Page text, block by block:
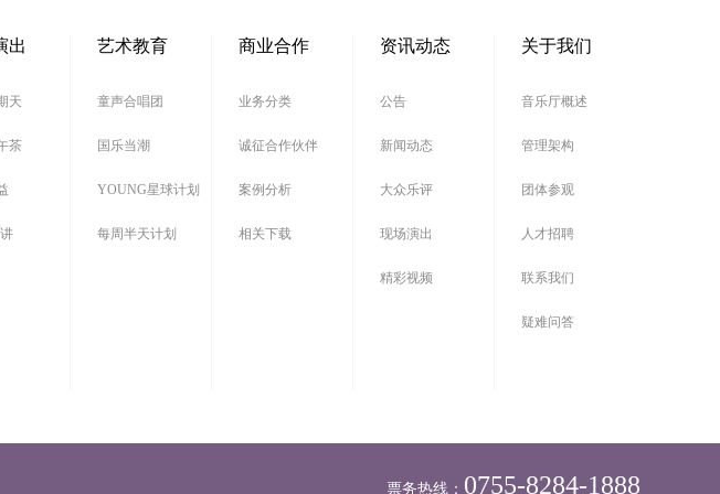
出
天
茶
艺术教育
童声合唱团
国乐当潮
YOUNG星球计划
每周半天计划
商业合作
业务分类
诚征合作伙伴
案例分析
相关下载
资讯动态
公告
新闻动态
大众乐评
现场演出
精彩视频
关于我们
音乐厅概述
管理架构
团体参观
人才招聘
联系我们
疑难问答
票务热线： 0755-8284-1888